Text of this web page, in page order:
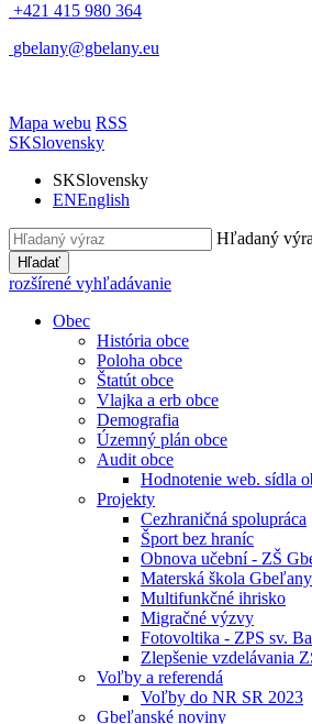
+421 415 980 364
gbelany@gbelany.eu
Mapa webu RSS
SKSlovensky
SKSlovensky
ENEnglish
Hľadaný
Hľadať
rozšírené vyhľadávanie
Obec
História obce
Poloha obce
Štatút obce
Vlajka a erb obce
Demografia
Územný plán obce
Audit obce
Hodnotenie web. sídla
Projekty
Cezhraničná spolupráca
Šport bez hraníc
Obnova učební - ZŠ
Materská škola Gbeľany
Multifunkčné ihrisko
Migračné výzvy
Fotovoltika - ZPS sv.
Zlepšenie vzdelávania
Voľby a referendá
Voľby do NR SR 2023
Gbeľanské noviny